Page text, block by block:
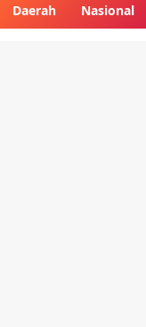
Daerah Nasional